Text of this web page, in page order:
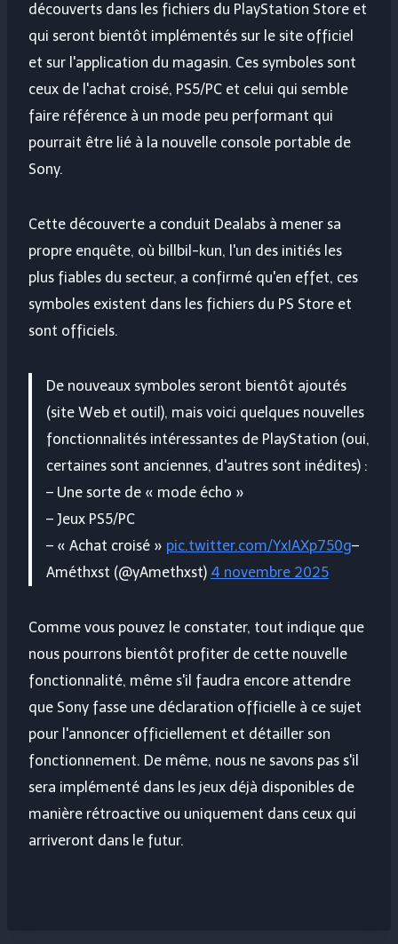
découverts dans les fichiers du PlayStation Store et
qui seront bientôt implémentés sur le site officiel
et sur l'application du magasin. Ces symboles sont
ceux de l'achat croisé, PS5/PC et celui qui semble
faire référence à un mode peu performant qui
pourrait être lié à la nouvelle console portable de
Sony.
Cette découverte a conduit Dealabs à mener sa
propre enquête, où billbil-kun, l'un des initiés les
plus fiables du secteur, a confirmé qu'en effet, ces
symboles existent dans les fichiers du PS Store et
sont officiels.
De nouveaux symboles seront bientôt ajoutés
(site Web et outil), mais voici quelques nouvelles
fonctionnalités intéressantes de PlayStation (oui,
certaines sont anciennes, d'autres sont inédites) :
– Une sorte de « mode écho »
– Jeux PS5/PC
– « Achat croisé » pic.twitter.com/YxIAXp750g–
Améthxst (@yAmethxst) 4 novembre 2025
Comme vous pouvez le constater, tout indique que
nous pourrons bientôt profiter de cette nouvelle
fonctionnalité, même s'il faudra encore attendre
que Sony fasse une déclaration officielle à ce sujet
pour l'annoncer officiellement et détailler son
fonctionnement. De même, nous ne savons pas s'il
sera implémenté dans les jeux déjà disponibles de
manière rétroactive ou uniquement dans ceux qui
arriveront dans le futur.